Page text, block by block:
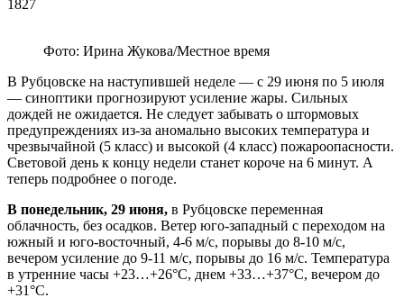
1827
Фото: Ирина Жукова/Местное время
В Рубцовске на наступившей неделе — с 29 июня по 5 июля
— синоптики прогнозируют усиление жары. Сильных
дождей не ожидается. Не следует забывать о штормовых
предупреждениях из-за аномально высоких температура и
чрезвычайной (5 класс) и высокой (4 класс) пожароопасности.
Световой день к концу недели станет короче на 6 минут. А
теперь подробнее о погоде.
В понедельник, 29 июня, в Рубцовске переменная
облачность, без осадков. Ветер юго-западный с переходом на
южный и юго-восточный, 4-6 м/с, порывы до 8-10 м/с,
вечером усиление до 9-11 м/с, порывы до 16 м/с. Температура
в утренние часы +23…+26°С, днем +33…+37°С, вечером до
+31°С.